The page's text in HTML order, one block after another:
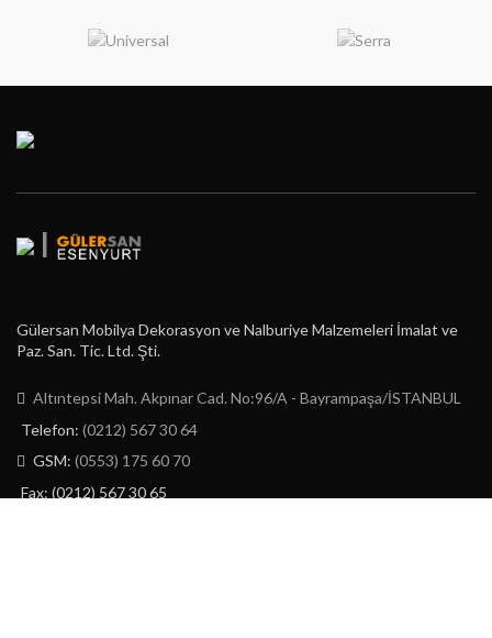
|
Gülersan Mobilya Dekorasyon ve Nalburiye Malzemeleri İmalat ve
Paz. San. Tic. Ltd. Şti.
Altıntepsi Mah. Akpınar Cad. No:96/A - Bayrampaşa/İSTANBUL
Telefon: (0212) 567 30 64
GSM: (0553) 175 60 70
Fax: (0212) 567 30 65